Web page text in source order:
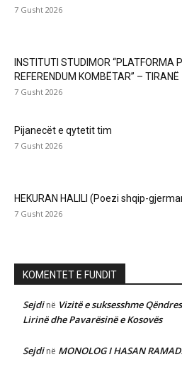
7 Gusht 2026
INSTITUTI STUDIMOR “PLATFORMA
REFERENDUM KOMBËTAR” – TIRANË
7 Gusht 2026
Pijanecët e qytetit tim
7 Gusht 2026
HEKURAN HALILI (Poezi shqip-
7 Gusht 2026
KOMENTET E FUNDIT
Sejdinë Vizitë e suksesshme
Lirinë dhe Pavarësinë e Kosovës
Sejdinë MONOLOG I HASAN